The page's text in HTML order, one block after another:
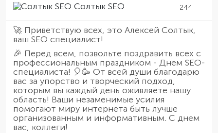
Солтык SEO 244
🚀 Приветствую всех, это Алексей Солтык,
ваш SEO специалист!
🎉 Перед всем, позвольте поздравить всех с
профессиональным праздником - Днем SEO-
специалиста! 🎈🥳 От всей души благодарю
вас за упорство и творческий подход,
которым вы каждый день оживляете нашу
область! Ваши незаменимые усилия
помогают миру интернета быть лучше
организованным и информативным. С днем
вас, коллеги!